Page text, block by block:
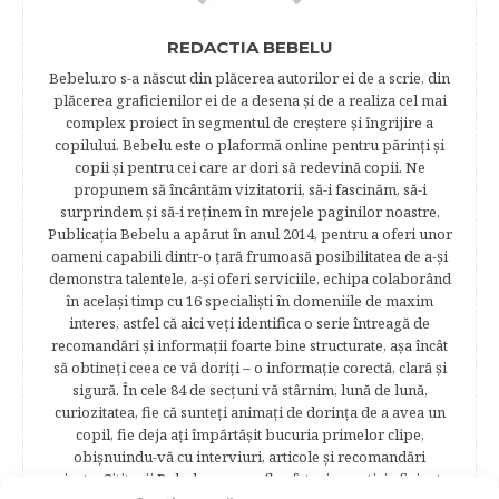
REDACTIA BEBELU
Bebelu.ro s-a născut din plăcerea autorilor ei de a scrie, din
plăcerea graficienilor ei de a desena şi de a realiza cel mai
complex proiect în segmentul de creştere şi îngrijire a
copilului. Bebelu este o plaformă online pentru părinţi şi
copii şi pentru cei care ar dori să redevină copii. Ne
propunem să încântăm vizitatorii, să-i fascinăm, să-i
surprindem şi să-i reţinem în mrejele paginilor noastre.​
Publicația Bebelu a apărut în anul 2014, pentru a oferi unor
oameni capabili dintr-o ţară frumoasă posibilitatea de a-şi
demonstra talentele, a-şi oferi serviciile, echipa colaborând
în acelaşi timp cu 16 specialişti în domeniile de maxim
interes, astfel că aici veţi identifica o serie întreagă de
recomandări şi informaţii foarte bine structurate, aşa încât
să obtineţi ceea ce vă doriţi – o informaţie corectă, clară şi
sigură. În cele 84 de secțuni vă stârnim, lună de lună,
curiozitatea, fie că sunteţi animaţi de dorinţa de a avea un
copil, fie deja aţi împărtăşit bucuria primelor clipe,
obişnuindu-vă cu interviuri, articole şi recomandări
avizate. Cititorii Bebelu.ro vor afla sfaturi, practici eficiente,